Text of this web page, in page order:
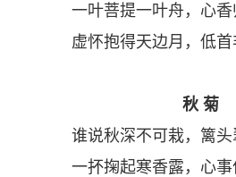
一叶菩提一叶舟，心香
虚怀抱得天边月，低首
秋 菊
谁说秋深不可栽，篱头
一抔掬起寒香露，心事